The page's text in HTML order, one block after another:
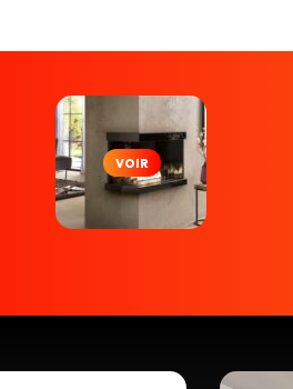
VOIR